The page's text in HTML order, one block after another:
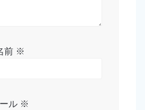
前 ※
ル ※